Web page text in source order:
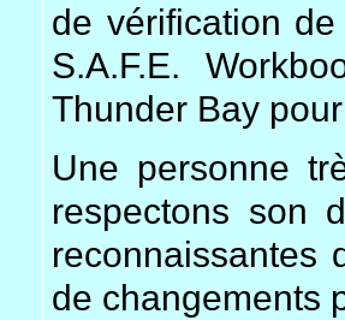
de vérification
S.A.F.E.
Thunder Bay
Une personne
respectons son
reconnaissantes
de changements